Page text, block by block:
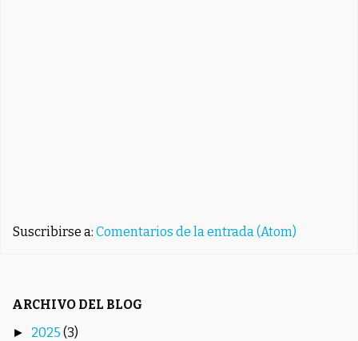
Suscribirse a: Comentarios de la entrada (Atom)
ARCHIVO DEL BLOG
► 2025 (3)